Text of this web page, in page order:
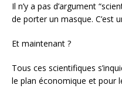
Il n’y a pas d’argument
de porter un masque. C’est
Et maintenant ?
Tous ces scientifiques
le plan économique et pour